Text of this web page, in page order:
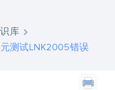
库
测试LNK2005错误